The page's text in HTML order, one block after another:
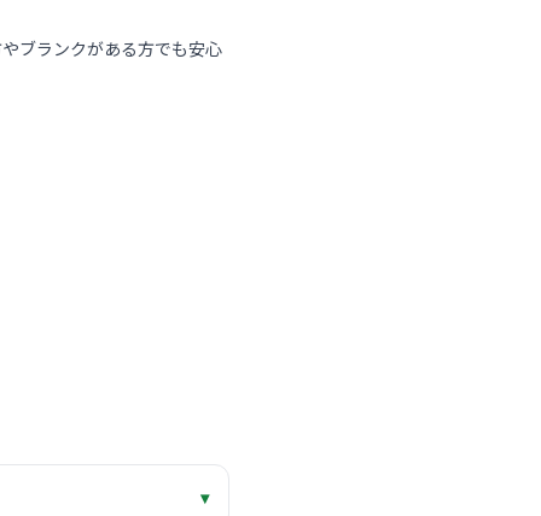
ブランクがある方でも安心
▾